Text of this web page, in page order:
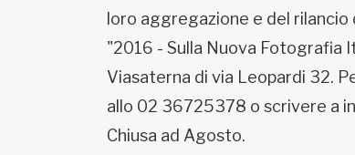
loro aggregazione e del
"2016 - Sulla Nuova Fotografia
Viasaterna di via Leopardi 32.
allo 02 36725378 o scrivere a
Chiusa ad Agosto.